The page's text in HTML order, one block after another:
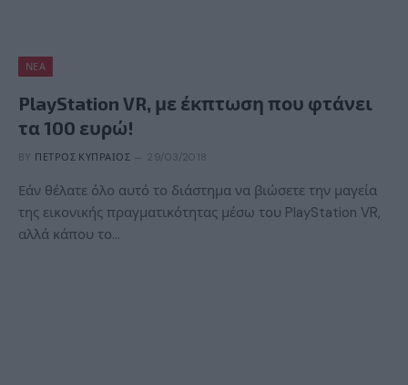
ΝΈΑ
PlayStation VR, με έκπτωση που φτάνει
τα 100 ευρώ!
BY ΠΈΤΡΟΣ ΚΥΠΡΑΊΟΣ 29/03/2018
Εάν θέλατε όλο αυτό το διάστημα να βιώσετε την μαγεία
της εικονικής πραγματικότητας μέσω του PlayStation VR,
αλλά κάπου το…